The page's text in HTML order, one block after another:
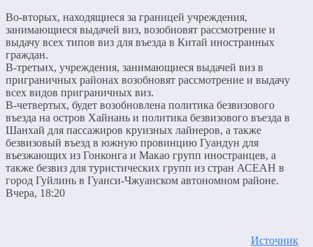
Во-вторых, находящиеся за границей учреждения,
занимающиеся выдачей виз, возобновят рассмотрение и
выдачу всех типов виз для въезда в Китай иностранных
граждан.
В-третьих, учреждения, занимающиеся выдачей виз в
приграничных районах возобновят рассмотрение и выдачу
всех видов приграничных виз.
В-четвертых, будет возобновлена политика безвизового
въезда на остров Хайнань и политика безвизового въезда в
Шанхай для пассажиров круизных лайнеров, а также
безвизовый въезд в южную провинцию Гуандун для
въезжающих из Гонконга и Макао групп иностранцев, а
также безвиз для туристических групп из стран АСЕАН в
город Гуйлинь в Гуанси-Чжуанском автономном районе.
Вчера, 18:20
Источник